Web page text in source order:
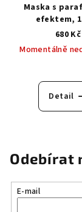
Maska s
efektem,
680 Kč
Momentálně
Detail
Odebírat
E-mail